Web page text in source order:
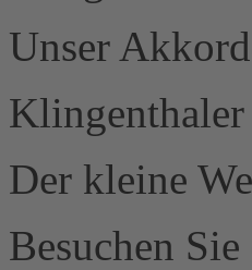
Unser
Der kleine
Besuchen